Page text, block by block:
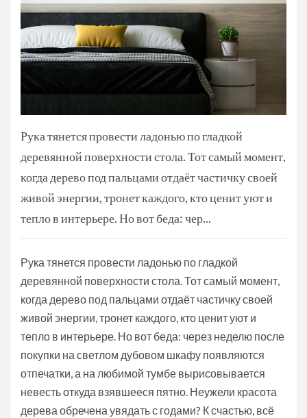
Рука тянется провести ладонью по гладкой
деревянной поверхности стола. Тот самый момент,
когда дерево под пальцами отдаёт частичку своей
живой энергии, тронет каждого, кто ценит уют и
тепло в интерьере. Но вот беда: чер...
Рука тянется провести ладонью по гладкой
деревянной поверхности стола. Тот самый момент,
когда дерево под пальцами отдаёт частичку своей
живой энергии, тронет каждого, кто ценит уют и
тепло в интерьере. Но вот беда: через неделю после
покупки на светлом дубовом шкафу появляются
отпечатки, а на любимой тумбе вырисовывается
невесть откуда взявшееся пятно. Неужели красота
дерева обречена увядать с годами? К счастью, всё